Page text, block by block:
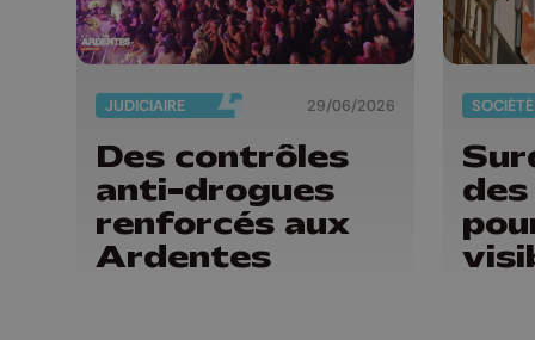
JUDICIAIRE 29/06/2026
Des contrôles
anti-drogues
renforcés aux
Ardentes
SOCIÉTÉ